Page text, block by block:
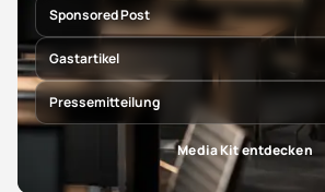
Sponsored Post
Gastartikel
Pressemitteilung
Media Kit entdecken